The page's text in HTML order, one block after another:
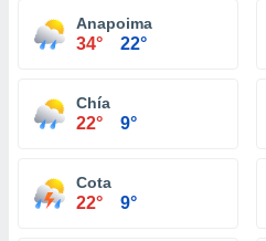
Anapoima
34° 22°
Chía
22° 9°
Cota
22° 9°